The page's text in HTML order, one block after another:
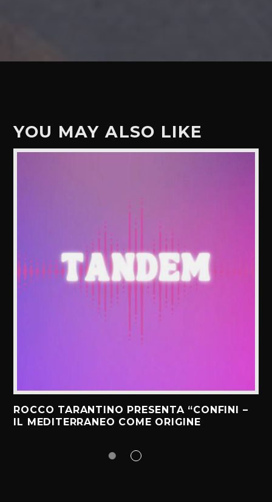
YOU MAY ALSO LIKE
ROCCO TARANTINO PRESENTA “CONFINI –
IL MEDITERRANEO COME ORIGINE